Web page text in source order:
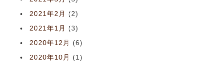
2021年2月
(2)
2021年1月
(3)
2020年12月
(6)
2020年10月
(1)